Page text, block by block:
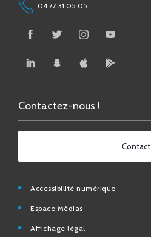
04 77 31 05 05
Contactez-nous !
Contact
Accessibilité numérique
Espace Médias
Affichage légal